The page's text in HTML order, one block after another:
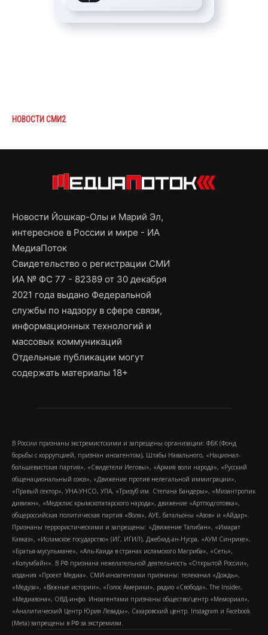
НОВОСТИ СМИ2
Новости Йошкар-Олы и Марий Эл,
интересное в России и мире - ИА
МедиаПоток
Свидетельство о регистрации СМИ
ИА № ФС 77 - 82389 от 30 декабря
2021 года выдано Федеральной
службы по надзору в сфере связи,
информационных технологий и
массовых коммуникаций
Отдельные публикации могут
содержать материалы 18+
В России признаны экстремистскими и запрещены организации: ФБК (Фонд
борьбы с коррупцией, признан иноагентом), Штабы Навального, «Национал-
большевистская партия», «Свидетели Иеговы», «Армия воли народа», «Русский
общенациональный союз», «Движение против нелегальной иммиграции»,
«Правый сектор», УНА-УНСО, УПА, «Тризуб им. Степана Бандеры», «Мизантропик
дивижн», «Меджлис крымскотатарского народа», движение «Артподготовка»,
общероссийская политическая партия «Воля», АУЕ, батальоны «Азов» и «Айдар».
Признаны террористическими и запрещены: «Движение Талибан», «Имарат
Кавказ», «Исламское государство» (ИГ, ИГИЛ), Джебхад-ан-Нусра, «АУМ Синрике»,
«Братья-мусульмане», «Аль-Каида в странах исламского Магриба», «Сеть»,
«Колумбайн». В РФ признана нежелательной деятельность «Открытой России»,
издания «Проект Медиа». СМИ-иноагентами признаны: телеканал «Дождь»,
«Медуза», «Важные истории», «Голос Америки», радио «Свобода», The Insider,
«Медиазона», ОВД-инфо. Иноагентами признаны общество/центр «Мемориал»,
«Аналитический Центр Юрия Левады», Сахаровский центр. Instagram и Facebook
(Metа) запрещены в РФ за экстремизм.